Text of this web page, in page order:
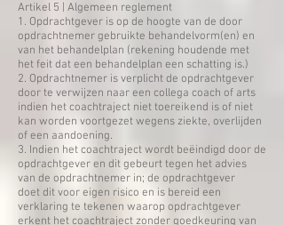
​Artikel 5 | Algemeen reglement
1. Opdrachtgever is op de hoogte van de door
opdrachtnemer gebruikte behandelvorm(en) en
van het behandelplan (rekening houdende met
het feit dat een behandelplan een schatting is.)
2. Opdrachtnemer is verplicht de opdrachtgever
door te verwijzen naar een collega coach of arts
indien het coachtraject niet toereikend is of niet
kan worden voortgezet wegens ziekte, overlijden
of een aandoening.
3. Indien het coachtraject wordt beëindigd door de
opdrachtgever en dit gebeurt tegen het advies
van de opdrachtnemer in; de opdrachtgever
doet dit voor eigen risico en is bereid een
verklaring te tekenen waarop opdrachtgever
erkent het coachtraject zonder goedkeuring van